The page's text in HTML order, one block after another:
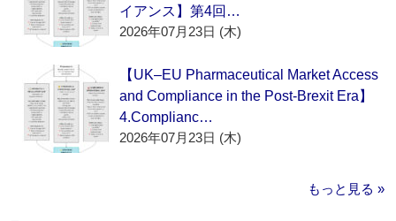
イアンス】第4回…
2026年07月23日 (木)
【UK–EU Pharmaceutical Market Access
and Compliance in the Post-Brexit Era】
4.Complianc…
2026年07月23日 (木)
もっと見る »